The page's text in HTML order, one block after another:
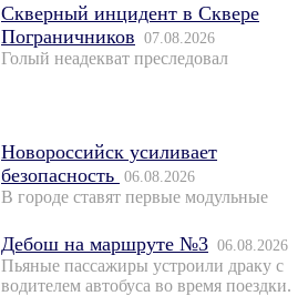
Скверный инцидент в Сквере
Пограничников 07.08.2026
Голый неадекват преследовал
Новороссийск усиливает
безопасность 06.08.2026
В городе ставят первые модульные
Дебош на маршруте №3 06.08.2026
Пьяные пассажиры устроили драку с
водителем автобуса во время поездки.